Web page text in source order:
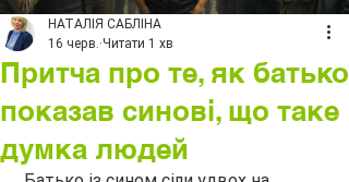
Притча про те, як батько
показав синові, що таке
думка людей
НАТАЛІЯ САБЛІНА
16 черв. Читати 1 хв